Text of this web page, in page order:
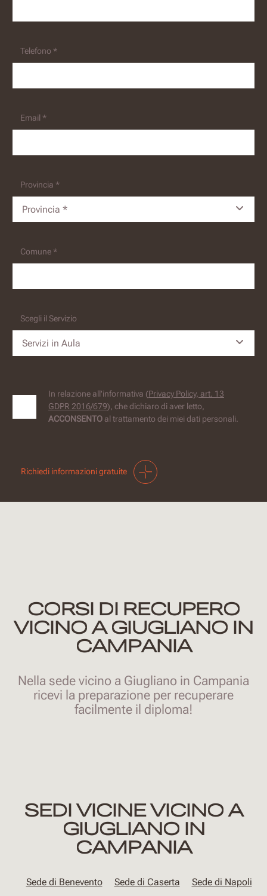
Telefono *
Email *
Provincia *
Provincia *
Comune *
Scegli il Servizio
Servizi in Aula
In relazione all'informativa (Privacy Policy, art. 13
GDPR 2016/679), che dichiaro di aver letto,
ACCONSENTO al trattamento dei miei dati personali.
Richiedi informazioni gratuite
CORSI DI RECUPERO
VICINO A GIUGLIANO IN
CAMPANIA
Nella sede vicino a Giugliano in Campania
ricevi la preparazione per recuperare
facilmente il diploma!
SEDI VICINE VICINO A
GIUGLIANO IN
CAMPANIA
Sede di Benevento Sede di Caserta Sede di Napoli